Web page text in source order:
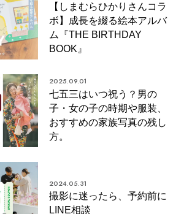
【しまむらひかりさんコラ
ボ】成長を綴る絵本アルバ
ム『THE BIRTHDAY
BOOK』
2025.09.01
七五三はいつ祝う？男の
子・女の子の時期や服装、
おすすめの家族写真の残し
方。
2024.05.31
撮影に迷ったら、予約前に
LINE相談